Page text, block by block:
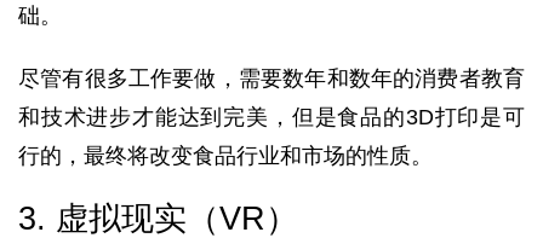
础。
尽管有很多工作要做，需要数年和数年的消费者教育
和技术进步才能达到完美，但是食品的3D打印是可
行的，最终将改变食品行业和市场的性质。
3. 虚拟现实（VR）